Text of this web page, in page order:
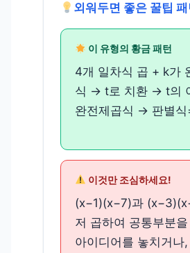
외워두면 좋은 꿀팁 패
이 유형의 황금 패턴
4개 일차식 곱 + k가
식 → t로 치환 → t의
완전제곱식 → 판별식
이것만 조심하세요!
(x−1)(x−7)과
저 곱하여 공통부분
아이디어를 놓치거나